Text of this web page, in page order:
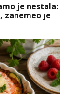
je nestala:
zanemeo je